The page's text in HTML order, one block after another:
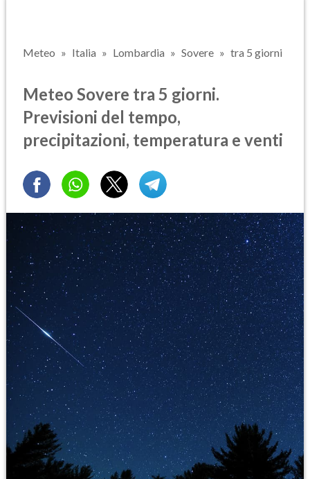
Meteo Italia Lombardia Sovere tra 5 giorni
Meteo Sovere tra 5 giorni.
Previsioni del tempo,
precipitazioni, temperatura e venti